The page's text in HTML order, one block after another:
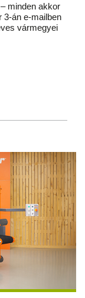
minden akkor
3-án e-mailben
vármegyei